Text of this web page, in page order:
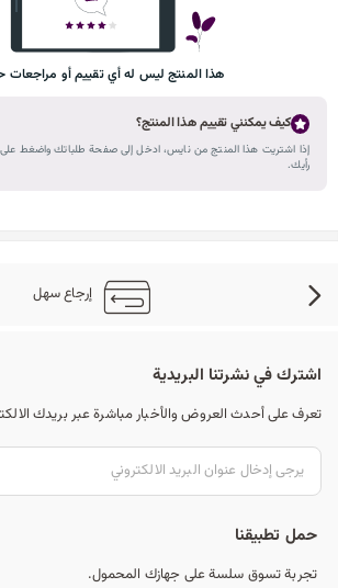
هذا المنتج ليس له أي تقييم أو مراجعات
كيف يمكنني تقييم هذا المنتج؟
إذا اشتريت هذا المنتج من نايس، ادخل إلى صفحة طلباتك واضغط على
رأيك.
إرجاع سهل
اشترك في نشرتنا البريدية
تعرف على أحدث العروض والأخبار مباشرة عبر بريدك
حمل تطبيقنا
تجربة تسوق سلسة على جهازك المحمول.